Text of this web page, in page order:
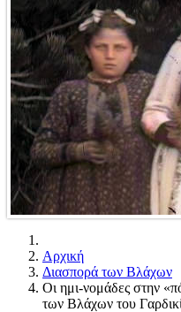
Αρχική
Διασπορά των Βλάχων
Οι ημι-νομάδες στην
των Βλάχων του